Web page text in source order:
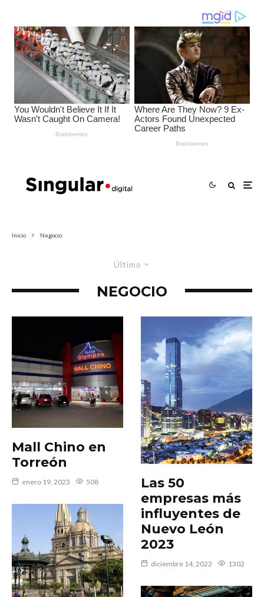
Inicio Negocio
Último
NEGOCIO
Mall Chino en
Torreón
enero 19, 2023 508
Las 50
empresas más
influyentes de
Nuevo León
2023
diciembre 14, 2022 1302